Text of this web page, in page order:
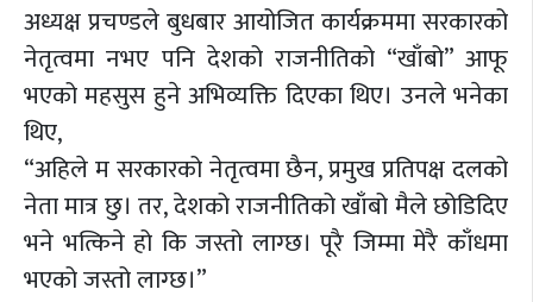
अध्यक्ष प्रचण्डले बुधबार आयोजित कार्यक्रममा सरकारको
नेतृत्वमा नभए पनि देशको राजनीतिको “खाँबो” आफू
भएको महसुस हुने अभिव्यक्ति दिएका थिए। उनले भनेका
थिए,
“अहिले म सरकारको नेतृत्वमा छैन, प्रमुख प्रतिपक्ष दलको
नेता मात्र छु। तर, देशको राजनीतिको खाँबो मैले छोडिदिए
भने भत्किने हो कि जस्तो लाग्छ। पूरै जिम्मा मेरै काँधमा
भएको जस्तो लाग्छ।”